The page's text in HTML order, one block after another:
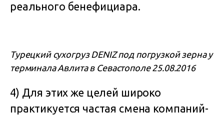
реального бенефициара.
Турецкий сухогруз DENIZ под погрузкой зерна у
терминала Авлита в Севастополе 25.08.2016
4) Для этих же целей широко
практикуется частая смена компаний-